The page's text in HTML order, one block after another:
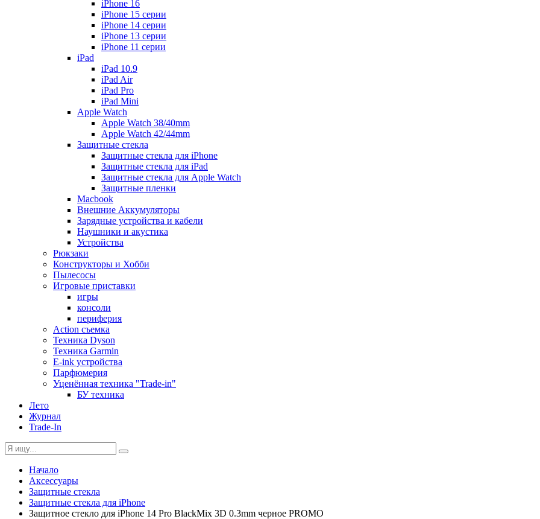
iPhone 16
iPhone 15 серии
iPhone 14 серии
iPhone 13 серии
iPhone 11 серии
iPad
iPad 10.9
iPad Air
iPad Pro
iPad Mini
Apple Watch
Apple Watch 38/40mm
Apple Watch 42/44mm
Защитные стекла
Защитные стекла для iPhone
Защитные стекла для iPad
Защитные стекла для Apple Watch
Защитные пленки
Macbook
Внешние Аккумуляторы
Зарядные устройства и кабели
Наушники и акустика
Устройства
Рюкзаки
Конструкторы и Хобби
Пылесосы
Игровые приставки
игры
консоли
периферия
Action съемка
Техника Dyson
Техника Garmin
E-ink устройства
Парфюмерия
Уценённая техника "Trade-in"
БУ техника
Лето
Журнал
Trade-In
Начало
Аксессуары
Защитные стекла
Защитные стекла для iPhone
Защитное стекло для iPhone 14 Pro BlackMix 3D 0.3mm черное PROMO